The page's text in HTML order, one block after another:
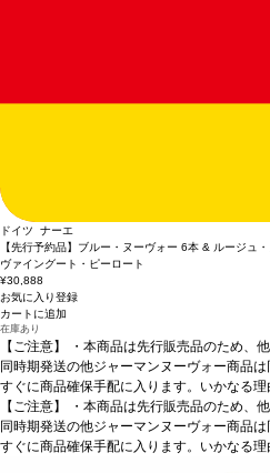
ドイツ ナーエ
【先行予約品】ブルー・ヌーヴォー 6本 & ルージュ
ヴァイングート・ピーロート
¥30,888
お気に入り登録
カートに追加
在庫あり
【ご注意】
・本商品は先行販売品のため、
同時期発送の他ジャーマンヌーヴォー商品
すぐに商品確保手配に入ります。いかなる
承っておりません。 ・手配完了後、システ
れますが、出荷は配送予定日に準じます。
ます。 ・お届け先1件につき送料1,760円を
【ご注意】
・本商品は先行販売品のため、
同時期発送の他ジャーマンヌーヴォー商品
すぐに商品確保手配に入ります。いかなる